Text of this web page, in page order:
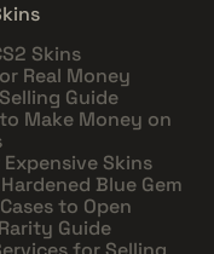
Skins
Real Money
Guide
Make Money on
Skins
Blue Gem
to Open
Guide